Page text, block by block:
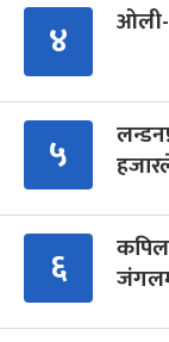
४ ओली-
५
६